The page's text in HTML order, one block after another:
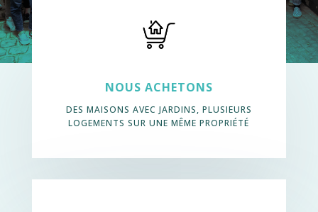
NOUS ACHETONS
DES MAISONS AVEC JARDINS, PLUSIEURS
LOGEMENTS SUR UNE MÊME PROPRIÉTÉ